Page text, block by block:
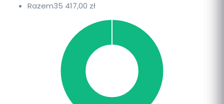
Razem35 417,00 zł